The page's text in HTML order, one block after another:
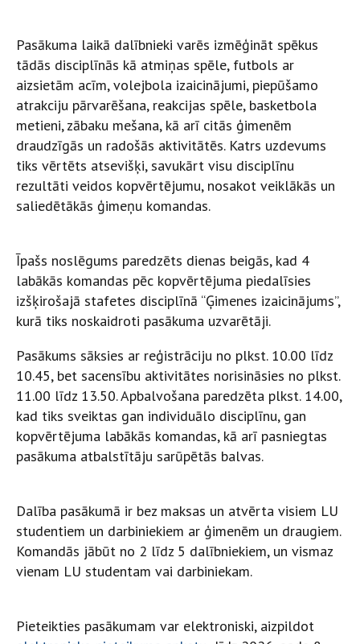
Pasākuma laikā dalībnieki varēs izmēģināt spēkus
tādās disciplīnās kā atmiņas spēle, futbols ar
aizsietām acīm, volejbola izaicinājumi, piepūšamo
atrakciju pārvarēšana, reakcijas spēle, basketbola
metieni, zābaku mešana, kā arī citās ģimenēm
draudzīgās un radošās aktivitātēs. Katrs uzdevums
tiks vērtēts atsevišķi, savukārt visu disciplīnu
rezultāti veidos kopvērtējumu, nosakot veiklākās un
saliedētākās ģimeņu komandas.
Īpašs noslēgums paredzēts dienas beigās, kad 4
labākās komandas pēc kopvērtējuma piedalīsies
izšķirošajā stafetes disciplīnā “Ģimenes izaicinājums”,
kurā tiks noskaidroti pasākuma uzvarētāji.
Pasākums sāksies ar reģistrāciju no plkst. 10.00 līdz
10.45, bet sacensību aktivitātes norisināsies no plkst.
11.00 līdz 13.50. Apbalvošana paredzēta plkst. 14.00,
kad tiks sveiktas gan individuālo disciplīnu, gan
kopvērtējuma labākās komandas, kā arī pasniegtas
pasākuma atbalstītāju sarūpētās balvas.
Dalība pasākumā ir bez maksas un atvērta visiem LU
studentiem un darbiniekiem ar ģimenēm un draugiem.
Komandās jābūt no 2 līdz 5 dalībniekiem, un vismaz
vienam LU studentam vai darbiniekam.
Pieteikties pasākumam var elektroniski, aizpildot